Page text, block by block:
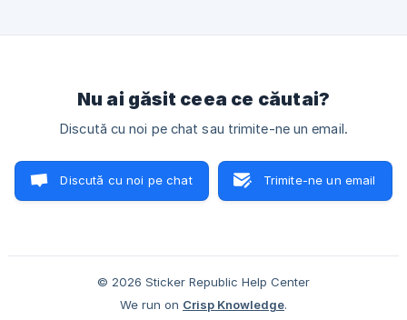
Nu ai găsit ceea ce căutai?
Discută cu noi pe chat sau trimite-ne un email.
Discută cu noi pe chat Trimite-ne un email
© 2026 Sticker Republic Help Center
We run on Crisp Knowledge.